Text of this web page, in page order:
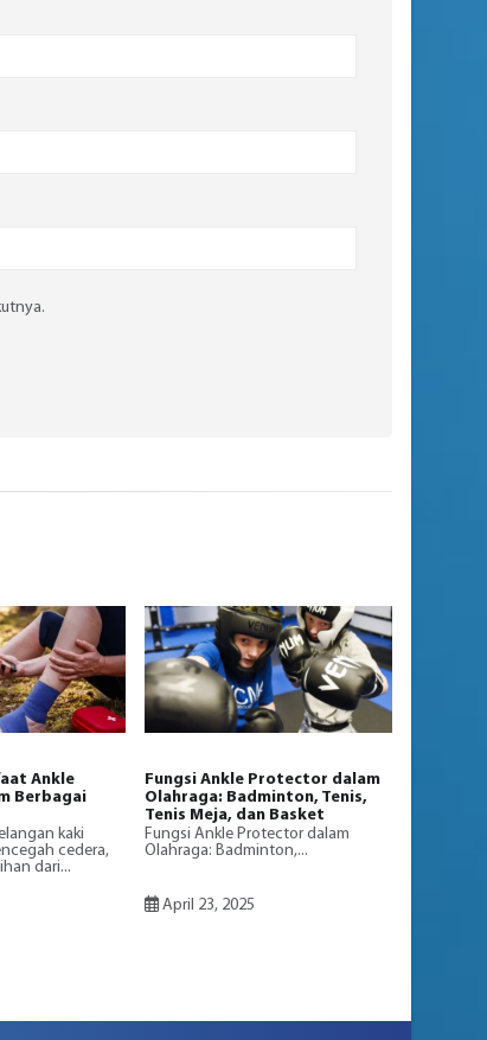
Ankle
Berbagai
kaki
cedera,
dari...
Fungsi Ankle Protector dalam
Olahraga: Badminton, Tenis,
Tenis Meja, dan Basket
Fungsi Ankle Protector dalam
Olahraga: Badminton,...
April 23, 2025